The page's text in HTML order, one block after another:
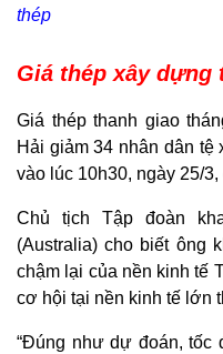
thép
Giá thép xây dựng
Giá thép thanh giao
Hải giảm 34 nhân dân tệ
vào lúc 10h30, ngày 25/
Chủ tịch Tập đoàn
(Australia) cho biết ông
chậm lại của nền kinh tế
cơ hội tại nền kinh tế lớn
“Đúng như dự đoán, tốc